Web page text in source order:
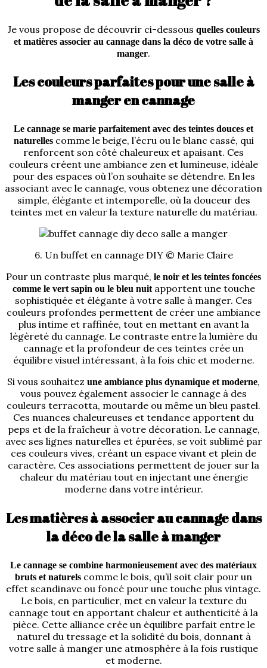
Je vous propose de découvrir ci-dessous quelles couleurs
et matières associer au cannage dans la déco de votre salle à
manger.
Les couleurs parfaites pour une salle à
manger en cannage
Le cannage se marie parfaitement avec des teintes douces et
naturellescomme le beige, l’écru ou le blanc cassé, qui
renforcent son côté chaleureux et apaisant. Ces
couleurs créent une ambiance zen et lumineuse, idéale
pour des espaces où l’on souhaite se détendre. En les
associant avec le cannage, vous obtenez une décoration
simple, élégante et intemporelle, où la douceur des
teintes met en valeur la texture naturelle du matériau.
6. Un buffet en cannage DIY © Marie Claire
Pour un contraste plus marqué, le noir et les teintes foncées
comme le vert sapin ou le bleu nuitapportent une touche
sophistiquée et élégante à votre salle à manger. Ces
couleurs profondes permettent de créer une ambiance
plus intime et raffinée, tout en mettant en avant la
légèreté du cannage. Le contraste entre la lumière du
cannage et la profondeur de ces teintes crée un
équilibre visuel intéressant, à la fois chic et moderne.
Si vous souhaitez une ambiance plus dynamique et moderne,
vous pouvez également associer le cannage à des
couleurs terracotta, moutarde ou même un bleu pastel.
Ces nuances chaleureuses et tendance apportent du
peps et de la fraîcheur à votre décoration. Le cannage,
avec ses lignes naturelles et épurées, se voit sublimé par
ces couleurs vives, créant un espace vivant et plein de
caractère. Ces associations permettent de jouer sur la
chaleur du matériau tout en injectant une énergie
moderne dans votre intérieur.
Les matières à associer au cannage dans
la déco de la salle à manger
Le cannage se combine harmonieusement avec des matériaux
bruts et naturels comme le bois, qu’il soit clair pour un
effet scandinave ou foncé pour une touche plus vintage.
Le bois, en particulier, met en valeur la texture du
cannage tout en apportant chaleur et authenticité à la
pièce. Cette alliance crée un équilibre parfait entre le
naturel du tressage et la solidité du bois, donnant à
votre salle à manger une atmosphère à la fois rustique
et moderne.